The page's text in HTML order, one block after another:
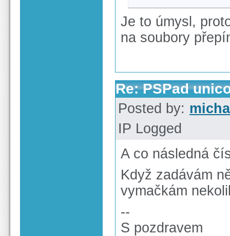
Je to úmysl,
na soubory
Re: PSPad
Posted by:
IP Logged
A co následná
Když zadávám
vymačkám
--
S pozdravem